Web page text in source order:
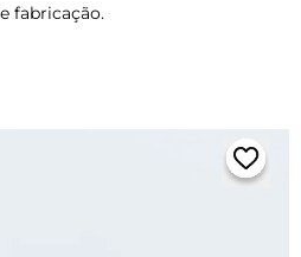
fabricação.